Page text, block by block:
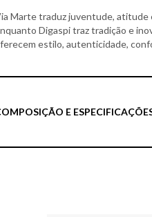
Marte traduz juventude, atitude
Digaspi traz tradição e
estilo, autenticidade,
E